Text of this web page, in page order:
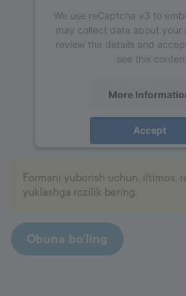
We use reCaptcha v3 to
may collect data about your
review the details and
see this content.
More
Accept
Formani yuborish uchun, iltimos,
yuklashga rozilik bering.
Obuna bo'ling